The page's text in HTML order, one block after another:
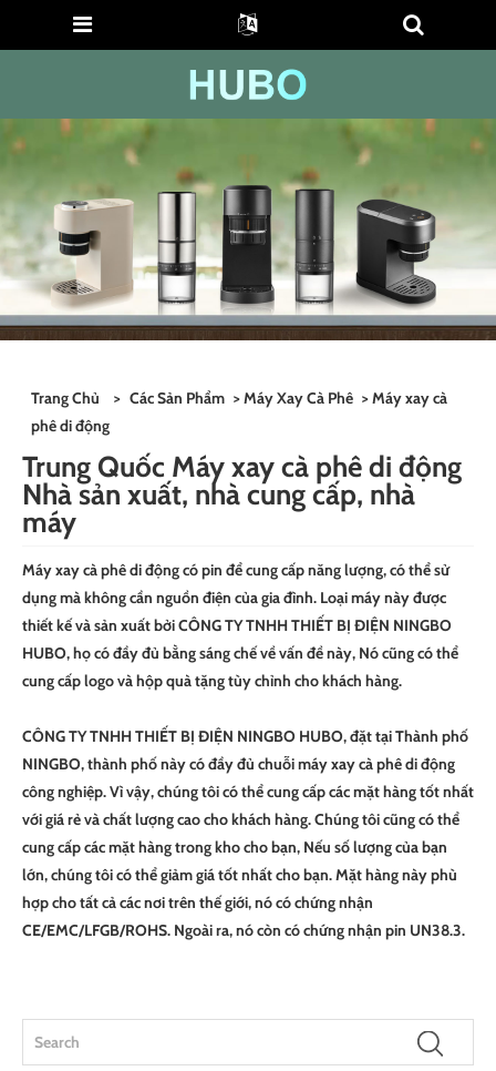
Trang Chủ > Các Sản Phẩm >Máy Xay Cà Phê > Máy xay cà
phê di động
Trung Quốc Máy xay cà phê di động
Nhà sản xuất, nhà cung cấp, nhà
máy
Máy xay cà phê di động có pin để cung cấp năng lượng, có thể sử
dụng mà không cần nguồn điện của gia đình. Loại máy này được
thiết kế và sản xuất bởi CÔNG TY TNHH THIẾT BỊ ĐIỆN NINGBO
HUBO, họ có đầy đủ bằng sáng chế về vấn đề này, Nó cũng có thể
cung cấp logo và hộp quà tặng tùy chỉnh cho khách hàng.
CÔNG TY TNHH THIẾT BỊ ĐIỆN NINGBO HUBO, đặt tại Thành phố
NINGBO, thành phố này có đầy đủ chuỗi máy xay cà phê di động
công nghiệp. Vì vậy, chúng tôi có thể cung cấp các mặt hàng tốt nhất
với giá rẻ và chất lượng cao cho khách hàng. Chúng tôi cũng có thể
cung cấp các mặt hàng trong kho cho bạn, Nếu số lượng của bạn
lớn, chúng tôi có thể giảm giá tốt nhất cho bạn. Mặt hàng này phù
hợp cho tất cả các nơi trên thế giới, nó có chứng nhận
CE/EMC/LFGB/ROHS. Ngoài ra, nó còn có chứng nhận pin UN38.3.